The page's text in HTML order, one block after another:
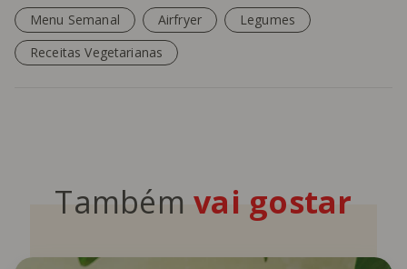
Menu Semanal Airfryer
Legumes
Receitas Vegetarianas
Tambémvai gostar